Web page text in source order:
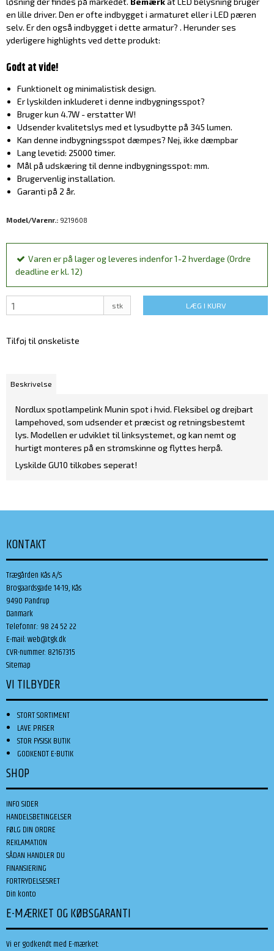
en lille driver. Den er ofte indbygget i armaturet eller i LED pæren
selv. Er den også indbygget i dette armatur? . Herunder ses
yderligere highlights ved dette produkt:
Godt at vide!
Funktionelt og minimalistisk design.
Er lyskilden inkluderet i denne indbygningsspot?
Bruger kun 4.7W - erstatter W!
Udsender kvalitetslys med et lysudbytte på 345 lumen.
Kan denne indbygningsspot dæmpes? Nej, ikke dæmpbar
Lang levetid: 25000 timer.
Mål på udskæring til denne indbygningsspot: mm.
Brugervenlig installation.
Garanti på 2 år.
Model/Varenr.: 9219608
Varen er på lager og leveres indenfor 1-2 hverdage (Ordre
deadline er kl. 12)
stk LÆG I KURV
Tilføj til ønskeliste
Beskrivelse
Nordlux spotlampelink Munin spot i hvid. Fleksibel og drejbart
lampehoved, som udsender et præcist og retningsbestemt
lys. Modellen er udviklet til linksystemet, og kan nemt og
hurtigt monteres på en strømskinne og flyttes herpå.
Lyskilde GU10 tilkøbes seperat!
KONTAKT
Trægården Kås A/S
Brogaardsgade 14-19, Kås
9490 Pandrup
Danmark
Telefonnr.: 98 24 52 22
E-mail:web@tgk.dk
CVR-nummer: 82167315
Sitemap
VI TILBYDER
STORT SORTIMENT
LAVE PRISER
STOR FYSISK BUTIK
GODKENDT E-BUTIK
SHOP
INFO SIDER
HANDELSBETINGELSER
FØLG DIN ORDRE
REKLAMATION
SÅDAN HANDLER DU
FINANSIERING
FORTRYDELSESRET
Din konto
E-MÆRKET OG KØBSGARANTI
Vi er godkendt med E-mærket: